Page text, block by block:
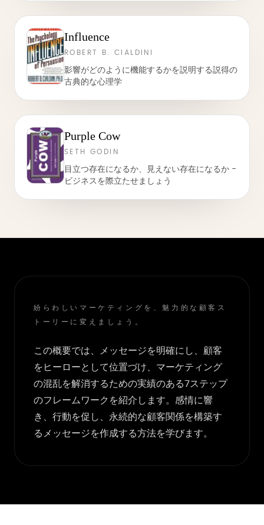
Influence
ROBERT B. CIALDINI
影響がどのように機能するかを説明する説得の
古典的な心理学
Purple Cow
SETH GODIN
目立つ存在になるか、見えない存在になるか -
ビジネスを際立たせましょう
紛らわしいマーケティングを、魅力的な顧客ス
トーリーに変えましょう。
この概要では、メッセージを明確にし、顧客
をヒーローとして位置づけ、マーケティング
の混乱を解消するための実績のある7ステップ
のフレームワークを紹介します。感情に響
き、行動を促し、永続的な顧客関係を構築す
るメッセージを作成する方法を学びます。